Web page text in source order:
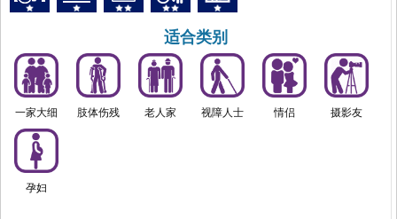
适合类别
一家大细 肢体伤残 老人家 视障人士 情侣 摄影友
孕妇